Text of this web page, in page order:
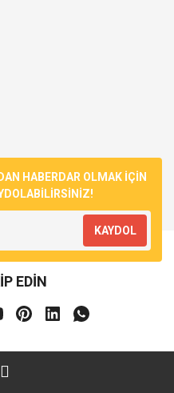
HABERDAR OLMAK İÇİN
KAYDOL
EDİN